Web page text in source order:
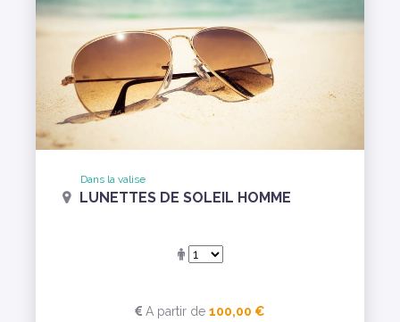
Dans la valise
LUNETTES DE SOLEIL HOMME
A partir de 100,00 €